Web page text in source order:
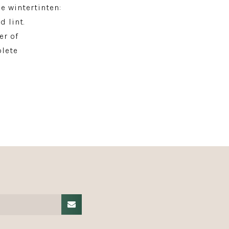
wintertinten:
lint.
of